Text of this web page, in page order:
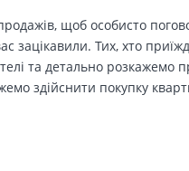
щоб особисто
зацікавили. Тих, хто
та детально розкажемо
здійснити покупку